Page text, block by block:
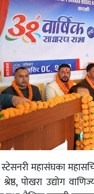
महासंघका
पोखरा उद्योग